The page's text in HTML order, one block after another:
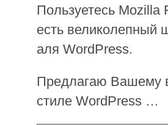
Пользуетесь Mozilla
есть великолепный
аля WordPress.
Предлагаю Вашему
стиле WordPress …